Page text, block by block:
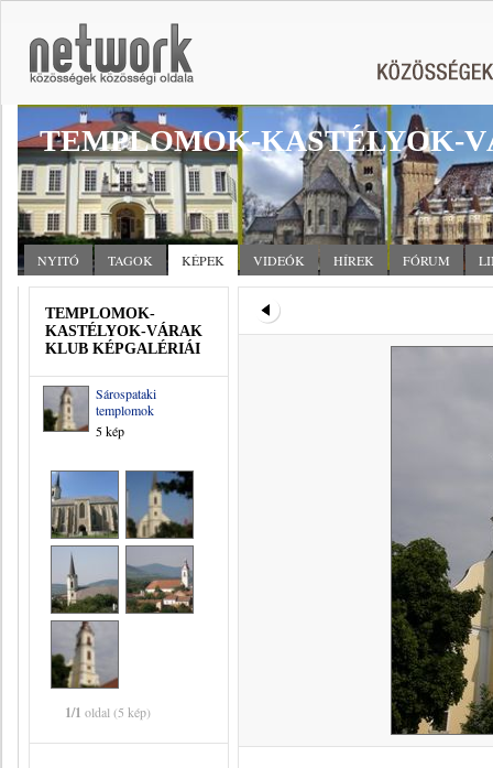
TEMPLOMOK-KASTÉLYOK-
NYITÓ TAGOK KÉPEK VIDEÓK HÍREK FÓRUM
TEMPLOMOK-
KASTÉLYOK-VÁRAK
KLUB KÉPGALÉRIÁI
Sárospataki
templomok
5 kép
1/1 oldal (5 kép)